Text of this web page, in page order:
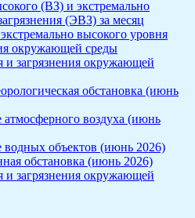
(ВЗ) и экстремально
(ЭВЗ) за месяц
высокого уровня
окружающей среды
и загрязнения окружающей
обстановка (июнь
атмосферного воздуха (июнь
водных объектов (июнь 2026)
обстановка (июнь 2026)
и загрязнения окружающей